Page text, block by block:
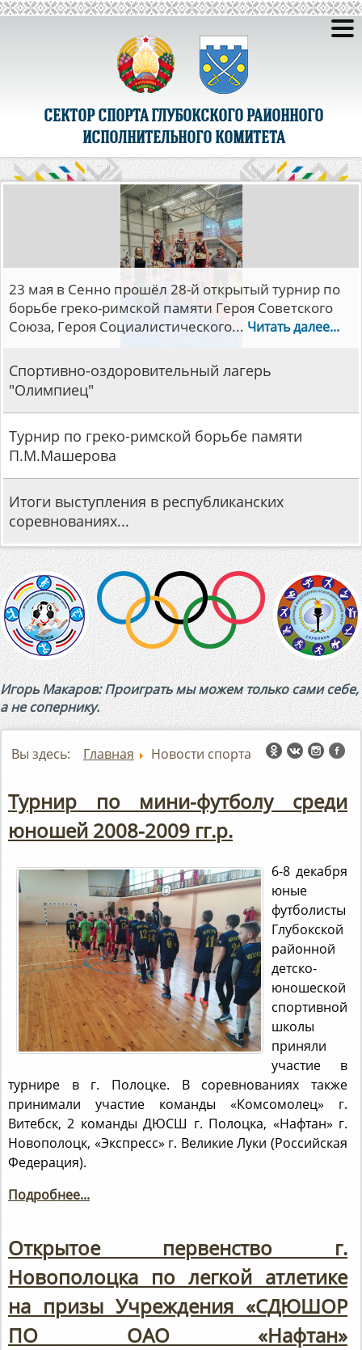
СЕКТОР СПОРТА ГЛУБОКСКОГО РАЙОННОГО
ИСПОЛНИТЕЛЬНОГО КОМИТЕТА
Спортивно-оздоровительный лагерь
"Олимпиец"
Турнир по греко-римской борьбе памяти
П.М.Машерова
Итоги выступления в республиканских
соревнованиях...
С 5 по 14 мая в Минске прошли финалы
республиканских соревнований детско-
юношеской волейбольной лиги «Мяч над
сеткой».В...Читать далее...
Игорь Макаров: Проиграть мы можем только сами себе,
а не сопернику.
Вы здесь: Главная Новости спорта
Турнир по мини-футболу среди
юношей 2008-2009 гг.р.
6-8 декабря
юные
футболисты
Глубокской
районной
детско-
юношеской
спортивной
школы
приняли
участие в
турнире в г. Полоцке. В соревнованиях также
принимали участие команды «Комсомолец» г.
Витебск, 2 команды ДЮСШ г. Полоцка, «Нафтан» г.
Новополоцк, «Экспресс» г. Великие Луки (Российская
Федерация).
Подробнее...
Открытое первенство г.
Новополоцка по легкой атлетике
на призы Учреждения «СДЮШОР
ПО ОАО «Нафтан»